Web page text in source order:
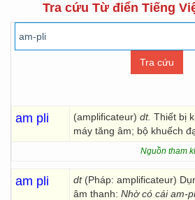
Tra cứu Từ điển Tiếng
am pli (amplificateur) dt. Thiết bị
máy tăng âm; bộ khuếch
Nguồn tham
am pli dt (Pháp: amplificateur)
âm thanh: Nhờ có cái am-